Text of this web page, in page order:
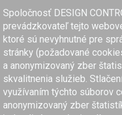
Spoločnosť DESIGN
prevádzkovateľ tejto
ktoré sú nevyhnutné pre
stránky (požadované
a anonymizovaný zber
skvalitnenia služieb.
využívaním týchto súborov
anonymizovaný zber